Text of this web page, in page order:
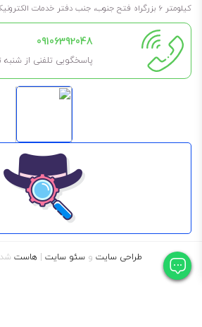
کیلومتر 6 بزرگراه فتح جنوب، جنب دفتر خدمات الکترونیک شهر، پلاک 588 و 600
09106392048
پاسخگویی تلفنی از شنبه تا
طراحی سایت و سئو سایت | هاست